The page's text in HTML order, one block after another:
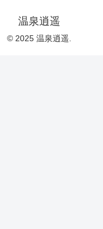
温泉逍遥
© 2025 温泉逍遥.